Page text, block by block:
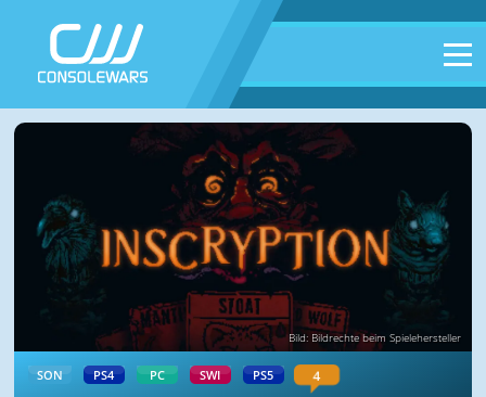
Bild: Bildrechte beim Spielehersteller
SON PS4 PC SWI PS5 4